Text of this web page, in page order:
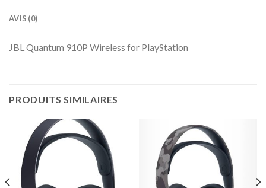
AVIS (0)
JBL Quantum 910P Wireless for PlayStation
PRODUITS SIMILAIRES